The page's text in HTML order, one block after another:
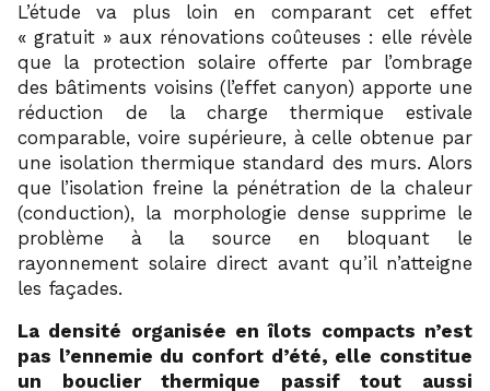
L’étude va plus loin en comparant cet effet
« gratuit » aux rénovations coûteuses : elle révèle
que la protection solaire offerte par l’ombrage
des bâtiments voisins (l’effet canyon) apporte une
réduction de la charge thermique estivale
comparable, voire supérieure, à celle obtenue par
une isolation thermique standard des murs. Alors
que l’isolation freine la pénétration de la chaleur
(conduction), la morphologie dense supprime le
problème à la source en bloquant le
rayonnement solaire direct avant qu’il n’atteigne
les façades.
La densité organisée en îlots compacts n’est
pas l’ennemie du confort d’été, elle constitue
un bouclier thermique passif tout aussi